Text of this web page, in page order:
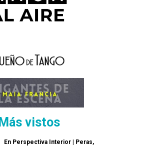
Más vistos
En Perspectiva Interior | Peras,